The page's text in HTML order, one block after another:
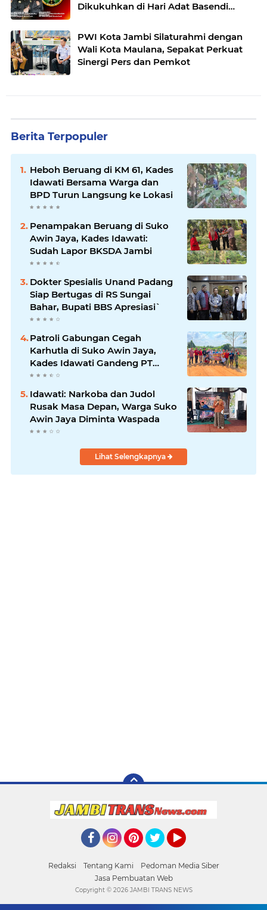
Dikukuhkan di Hari Adat Basendi
PWI Kota Jambi Silaturahmi dengan
Wali Kota Maulana, Sepakat Perkuat
Sinergi Pers dan Pemkot
Berita Terpopuler
Heboh Beruang di KM 61, Kades
Idawati Bersama Warga dan
BPD Turun Langsung ke Lokasi
Penampakan Beruang di Suko
Awin Jaya, Kades Idawati:
Sudah Lapor BKSDA Jambi
Dokter Spesialis Unand Padang
Siap Bertugas di RS Sungai
Bahar, Bupati BBS Apresiasi`
Patroli Gabungan Cegah
Karhutla di Suko Awin Jaya,
Kades Idawati Gandeng PT
BBB-S, TNI dan BPD
Idawati: Narkoba dan Judol
Rusak Masa Depan, Warga Suko
Awin Jaya Diminta Waspada
Lihat Selengkapnya
Redaksi Tentang Kami
Pedoman Media Siber
Jasa Pembuatan Web
Copyright © 2026 JAMBI TRANS NEWS